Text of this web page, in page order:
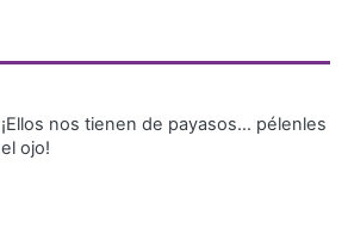
¡Ellos nos tienen de payasos… pélenles
el ojo!